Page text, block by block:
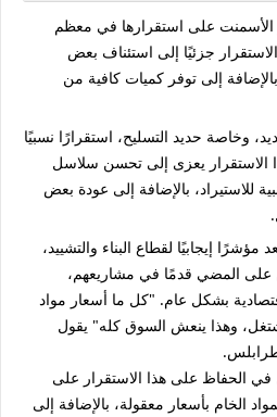
على استقرارها في معظم
الاستقرار جزئيًا إلى استئناف بعض
بالإضافة إلى توفر كميات كافية من
وخاصة حديد التسليح، استقرارًا نسبيًا
الاستقرار يعزى إلى تحسن سلاسل
للاستيراد، بالإضافة إلى عودة بعض
مؤشرًا إيجابيًا لقطاع البناء والتشييد،
على المضي قدمًا في مشاريعهم،
بشكل عام. "كل ما أسعار مواد
وهذا ينعش السوق كله" يقول
في الحفاظ على هذا الاستقرار على
الخام بأسعار معقولة، بالإضافة إلى